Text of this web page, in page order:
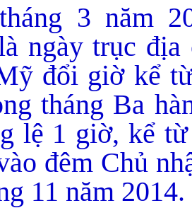
3 năm
ngày trục
đổi giờ kể
tháng Ba
lệ 1 giờ, kể
đêm Chủ
11 năm 2014.